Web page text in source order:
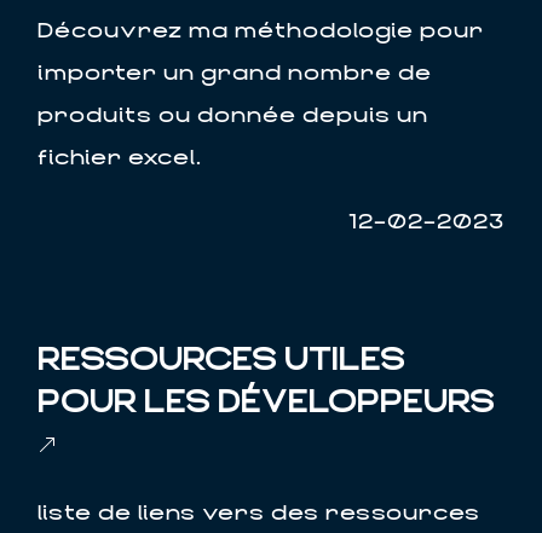
Découvrez ma méthodologie pour
importer un grand nombre de
produits ou donnée depuis un
fichier excel.
12-02-2023
RESSOURCES UTILES
POUR LES DÉVELOPPEURS
liste de liens vers des ressources